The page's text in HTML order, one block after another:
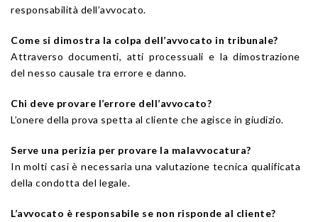
responsabilità dell’avvocato.
Come si dimostra la colpa dell’avvocato in tribunale?
Attraverso documenti, atti processuali e la dimostrazione
del nesso causale tra errore e danno.
Chi deve provare l’errore dell’avvocato?
L’onere della prova spetta al cliente che agisce in giudizio.
Serve una perizia per provare la malavvocatura?
In molti casi è necessaria una valutazione tecnica qualificata
della condotta del legale.
L’avvocato è responsabile se non risponde al cliente?